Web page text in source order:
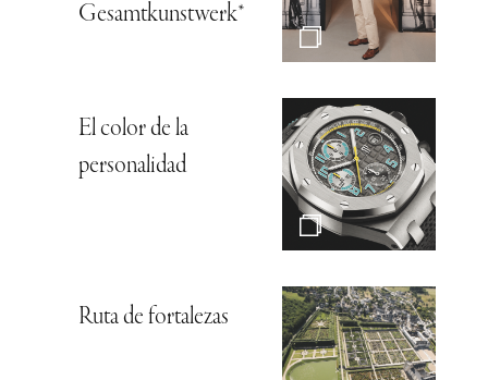
Gesamtkunstwerk*
El color de la
personalidad
Ruta de fortalezas